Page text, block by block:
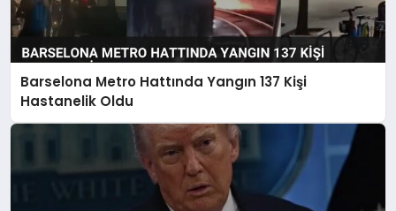
Barselona Metro Hattında Yangın 137 Kişi
Hastanelik Oldu